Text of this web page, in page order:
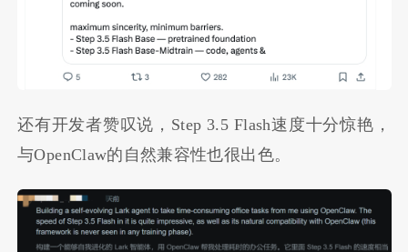
还有开发者赞叹说，Step 3.5 Flash速度十分惊艳，
与OpenClaw的自然兼容性也很出色。